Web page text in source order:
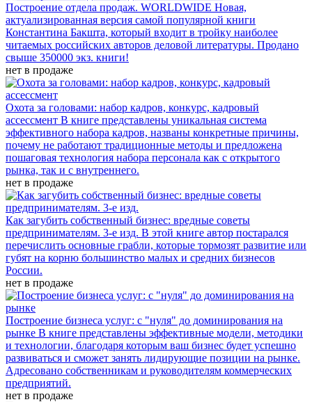
Построение отдела продаж. WORLDWIDE Новая,
актуализированная версия самой популярной книги
Константина Бакшта, который входит в тройку наиболее
читаемых российских авторов деловой литературы. Продано
свыше 350000 экз. книги!
нет в продаже
Охота за головами: набор кадров, конкурс, кадровый
ассессмент В книге представлены уникальная система
эффективного набора кадров, названы конкретные причины,
почему не работают традиционные методы и предложена
пошаговая технология набора персонала как с открытого
рынка, так и с внутреннего.
нет в продаже
Как загубить собственный бизнес: вредные советы
предпринимателям. 3-е изд. В этой книге автор постарался
перечислить основные грабли, которые тормозят развитие или
губят на корню большинство малых и средних бизнесов
России.
нет в продаже
Построение бизнеса услуг: с "нуля" до доминирования на
рынке В книге представлены эффективные модели, методики
и технологии, благодаря которым ваш бизнес будет успешно
развиваться и сможет занять лидирующие позиции на рынке.
Адресовано собственникам и руководителям коммерческих
предприятий.
нет в продаже